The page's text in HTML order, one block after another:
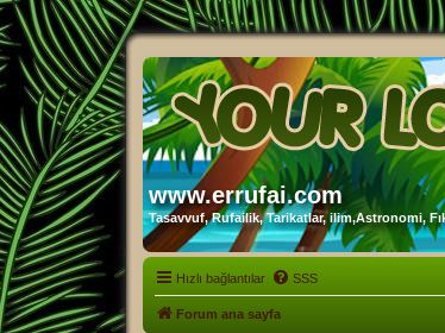
www.errufai.com
Tasavvuf, Rufailik, Tarikatlar, ilim,Astronomi,
Hızlı bağlantılar SSS
Forum ana sayfa